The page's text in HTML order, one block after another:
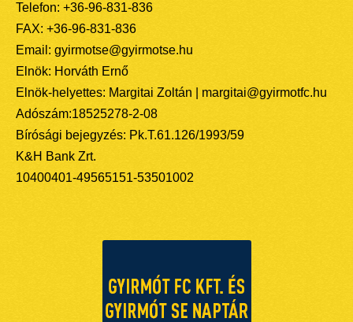
Telefon: +36-96-831-836
FAX: +36-96-831-836
Email: gyirmotse@gyirmotse.hu
Elnök: Horváth Ernő
Elnök-helyettes: Margitai Zoltán | margitai@gyirmotfc.hu
Adószám:18525278-2-08
Bírósági bejegyzés: Pk.T.61.126/1993/59
K&H Bank Zrt.
10400401-49565151-53501002